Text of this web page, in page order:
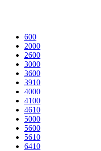
600
2000
2600
3000
3600
3910
4000
4100
4610
5000
5600
5610
6410